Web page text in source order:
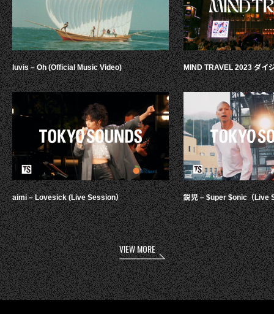
luvis – Oh (Official Music Video)
aimi – Lovesick (Live Session）
MIND TRAVEL 2023 ダイ
鋭児 – $uper $onic（Live
VIEW MORE